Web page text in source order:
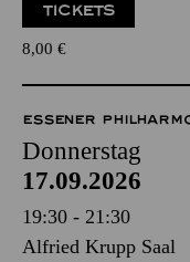
TICKETS
8,00 €
ESSENER
Donnerstag
17.09.2026
19:30 - 21:30
Alfried Krupp Saal